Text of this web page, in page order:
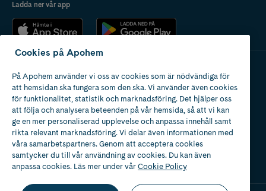
Ladda ner vår app
Apotek med tillstånd
av Läkemedelsverket
Cookies på Apohem
På Apohem använder vi oss av cookies som är nödvändiga för
att hemsidan ska fungera som den ska. Vi använder även cookies
för funktionalitet, statistik och marknadsföring. Det hjälper oss
att följa och analysera beteenden på vår hemsida, så att vi kan
ge en mer personaliserad upplevelse och anpassa innehåll samt
rikta relevant marknadsföring. Vi delar även informationen med
våra samarbetspartners. Genom att acceptera cookies
samtycker du till vår användning av cookies. Du kan även
anpassa cookies. Läs mer under vårCookie Policy